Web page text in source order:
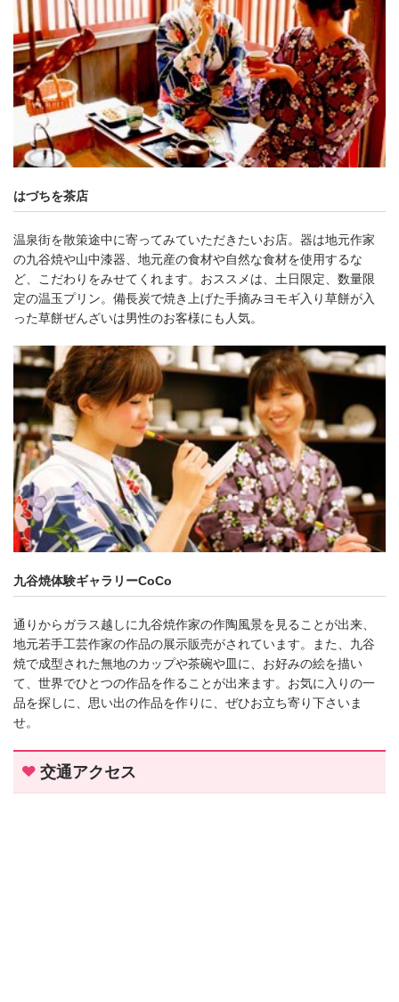
はづちを茶店
温泉街を散策途中に寄ってみていただきたいお店。器は地元作家
の九谷焼や山中漆器、地元産の食材や自然な食材を使用するな
ど、こだわりをみせてくれます。おススメは、土日限定、数量限
定の温玉プリン。備長炭で焼き上げた手摘みヨモギ入り草餅が入
った草餅ぜんざいは男性のお客様にも人気。
九谷焼体験ギャラリーCoCo
通りからガラス越しに九谷焼作家の作陶風景を見ることが出来、
地元若手工芸作家の作品の展示販売がされています。また、九谷
焼で成型された無地のカップや茶碗や皿に、お好みの絵を描い
て、世界でひとつの作品を作ることが出来ます。お気に入りの一
品を探しに、思い出の作品を作りに、ぜひお立ち寄り下さいま
せ。
交通アクセス